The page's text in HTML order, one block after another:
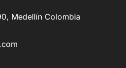
Medellín Colombia